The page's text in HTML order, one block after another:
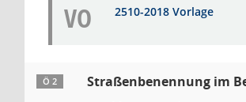
VO 2510-2018 Vorlage
Ö 2 Straßenbenennung im